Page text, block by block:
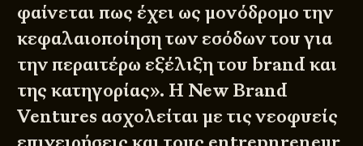
φαίνεται πως έχει ως μονόδρομο την
κεφαλαιοποίηση των εσόδων του για
την περαιτέρω εξέλιξη του brand και
της κατηγορίας». Η New Brand
Ventures ασχολείται με τις νεοφυείς